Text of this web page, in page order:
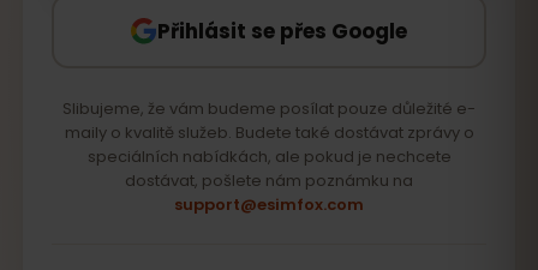
Přihlásit se přes Google
Slibujeme, že vám budeme posílat pouze důležité e-
maily o kvalitě služeb. Budete také dostávat zprávy o
speciálních nabídkách, ale pokud je nechcete
dostávat, pošlete nám poznámku na
support@esimfox.com